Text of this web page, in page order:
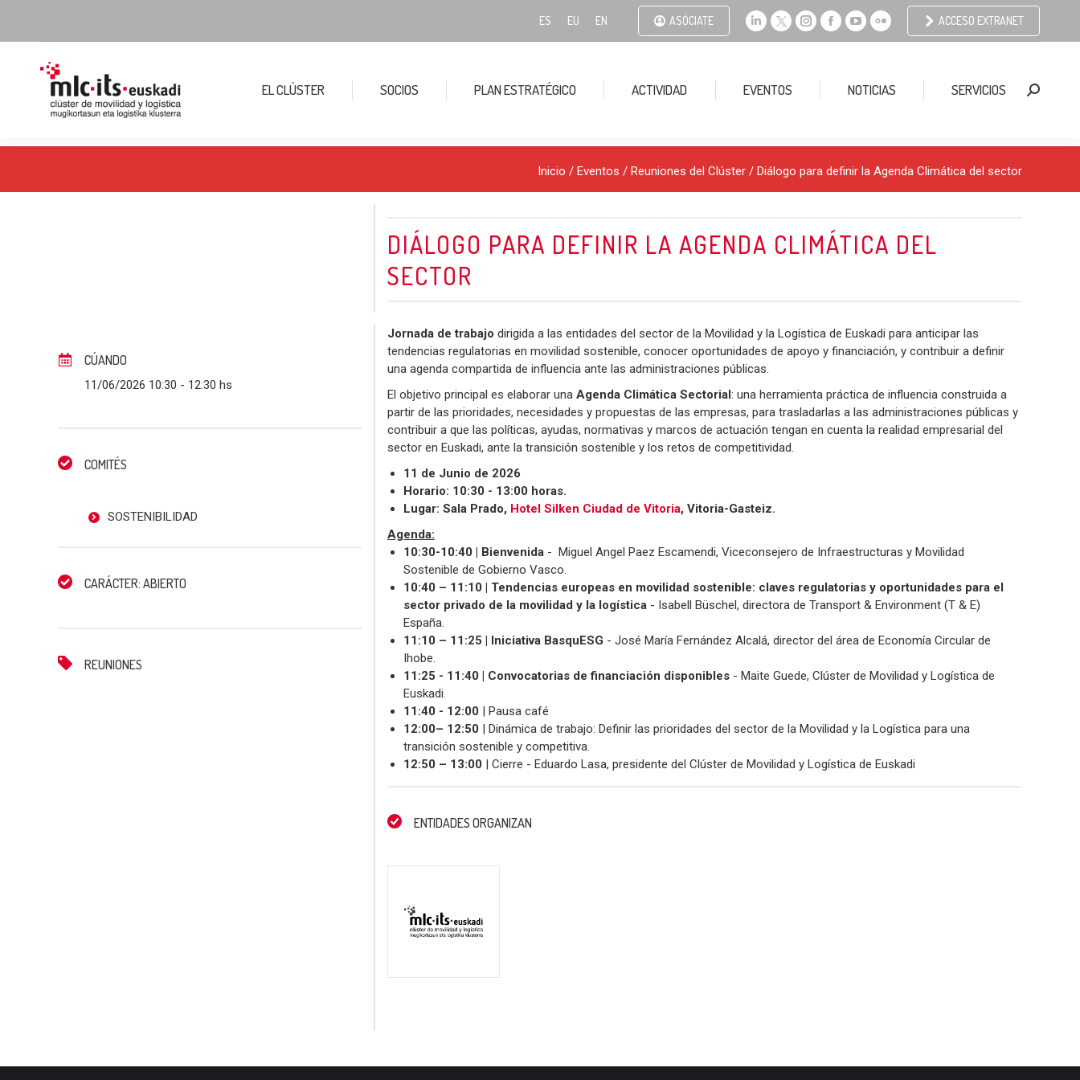
ES EU EN ASÓCIATE
Linkedin
in
X
in
Instagram
Facebook
YouTube
in
Flickr
in
ACCESO EXTRANET
EL CLÚSTER SOCIOS PLAN ESTRATÉGICO ACTIVIDAD EVENTOS NOTICIAS SERVICIOS Buscar:
Inicio / Eventos / Reuniones del Clúster / Diálogo para definir la Agenda Climática del sector
DIÁLOGO PARA DEFINIR LA AGENDA CLIMÁTICA DEL
SECTOR
CÚANDO
11/06/2026 10:30 - 12:30 hs
COMITÉS
SOSTENIBILIDAD
CARÁCTER: ABIERTO
REUNIONES
Jornada de trabajo dirigida a las entidades del sector de la Movilidad y la Logística de Euskadi para anticipar las
tendencias regulatorias en movilidad sostenible, conocer oportunidades de apoyo y financiación, y contribuir a definir
una agenda compartida de influencia ante las administraciones públicas.
El objetivo principal es elaborar una Agenda Climática Sectorial: una herramienta práctica de influencia construida a
partir de las prioridades, necesidades y propuestas de las empresas, para trasladarlas a las administraciones públicas y
contribuir a que las políticas, ayudas, normativas y marcos de actuación tengan en cuenta la realidad empresarial del
sector en Euskadi, ante la transición sostenible y los retos de competitividad.
11 de Junio de 2026
Horario: 10:30 - 13:00 horas.
Lugar: Sala Prado, Hotel Silken Ciudad de Vitoria, Vitoria-Gasteiz.
Agenda:
10:30-10:40 | Bienvenida - Miguel Angel Paez Escamendi, Viceconsejero de Infraestructuras y Movilidad
Sostenible de Gobierno Vasco.
10:40 – 11:10 | Tendencias europeas en movilidad sostenible: claves regulatorias y oportunidades para el
sector privado de la movilidad y la logística - Isabell Büschel, directora de Transport & Environment (T & E)
España.
11:10 – 11:25 | Iniciativa BasquESG - José María Fernández Alcalá, director del área de Economía Circular de
Ihobe.
11:25 - 11:40 | Convocatorias de financiación disponibles - Maite Guede, Clúster de Movilidad y Logística de
Euskadi.
11:40 - 12:00 | Pausa café
12:00– 12:50 | Dinámica de trabajo: Definir las prioridades del sector de la Movilidad y la Logística para una
transición sostenible y competitiva.
12:50 – 13:00 | Cierre - Eduardo Lasa, presidente del Clúster de Movilidad y Logística de Euskadi
ENTIDADES ORGANIZAN